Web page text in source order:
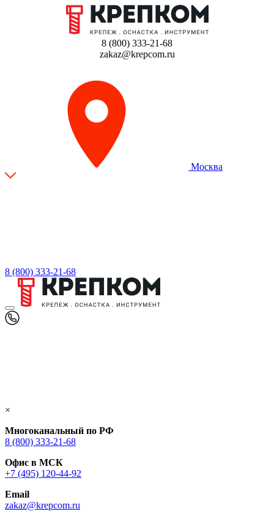
8 (800) 333-21-68
zakaz@krepcom.ru
Москва
8 (800) 333-21-68
×
Многоканальный по РФ
8 (800) 333‑21-68
Офис в МСК
+7 (495) 120-44-92
Email
zakaz@krepcom.ru